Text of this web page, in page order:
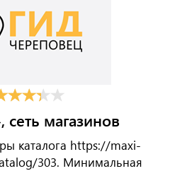
сеть магазинов
каталога https://maxi-
303. Минимальная